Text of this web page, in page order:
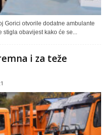
Gorici otvorile dodatne ambulante
obavijest kako će se...
i za teže